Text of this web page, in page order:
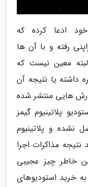
ادعا کرده که
رفته و با آن ها
معین نیست که
داشته یا نتیجه آن
هایی منتشر شده
پلاتینیوم گیمز
نشده و پلاتینیوم
مذاکرات اجرا
خاطر چیز عجیبی
خرید استودیوهای